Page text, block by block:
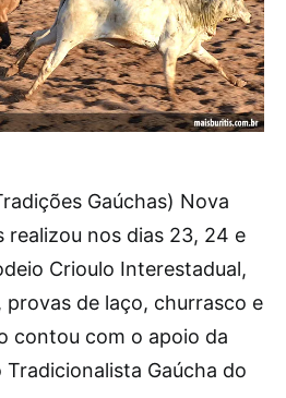
Gaúchas) Nova
realizou nos dias 23, 24 e
Crioulo Interestadual,
provas de laço, churrasco e
contou com o apoio da
Tradicionalista Gaúcha do